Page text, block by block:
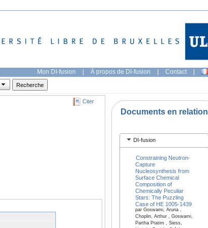
Mon DI-fusion | À propos de DI-fusion | Contact |
Citer
Documents en relation
DI-fusion
Constraining Neutron-
Capture
Nucleosynthesis from
Surface Chemical
Composition of
Chemically Peculiar
Stars: The Puzzling
Case of HE 1005-1439
par Goswami, Aruna ,
Choplin, Arthur , Goswami,
Partha Pratim , Siess,